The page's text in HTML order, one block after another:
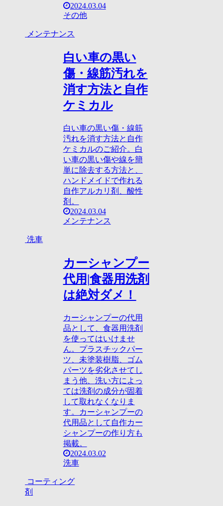
2024.03.04
その他
メンテナンス
白い車の黒い
傷・線筋汚れを
消す方法と自作
ケミカル
白い車の黒い傷・線筋
汚れを消す方法と自作
ケミカルのご紹介。白
い車の黒い傷や線を簡
単に除去する方法と、
ハンドメイドで作れる
自作アルカリ剤、酸性
剤。
2024.03.04
メンテナンス
洗車
カーシャンプー
代用|食器用洗剤
は絶対ダメ！
カーシャンプーの代用
品として、食器用洗剤
を使ってはいけませ
ん。プラスチックパー
ツ、未塗装樹脂、ゴム
パーツを劣化させてし
まう他、洗い方によっ
ては洗剤の成分が固着
して取れなくなりま
す。カーシャンプーの
代用品として自作カー
シャンプーの作り方も
掲載。
2024.03.02
洗車
コーティング
剤